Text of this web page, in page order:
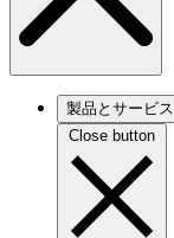
製品とサービス
Close button